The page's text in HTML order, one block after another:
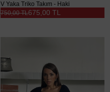
V Yaka Triko Takım - Haki
675,00 TL
750,00 TL